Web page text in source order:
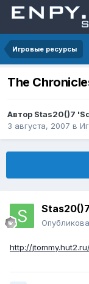
Игровые ресурсы
The
Автор Stas20()7
3 августа, 2007 в
http://